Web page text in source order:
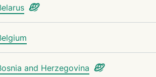
and Herzegovina